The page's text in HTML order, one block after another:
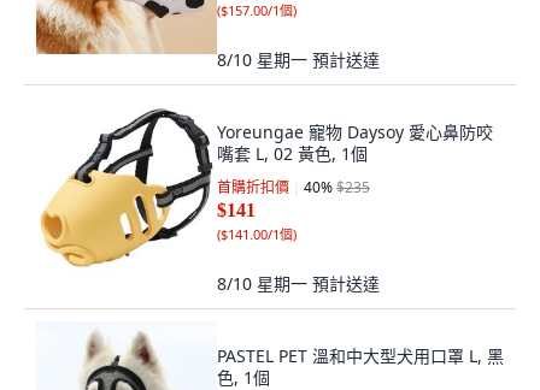
($157.00/1個)
8/10 星期一 預計送達
Yoreungae 寵物 Daysoy 愛心鼻防咬
嘴套 L, 02 黃色, 1個
首購折扣價 40%$235
$141
($141.00/1個)
8/10 星期一 預計送達
PASTEL PET 溫和中大型犬用口罩 L, 黑
色, 1個